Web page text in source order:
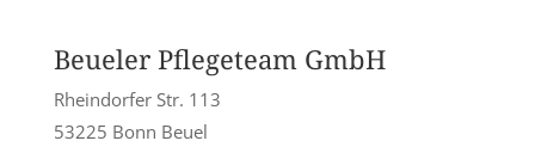
Beueler Pflegeteam GmbH
Rheindorfer Str. 113
53225 Bonn Beuel